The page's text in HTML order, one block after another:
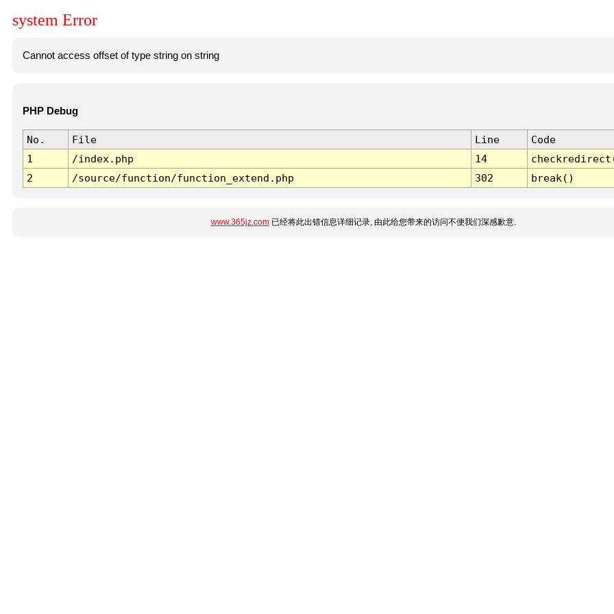
system Error
Cannot access offset of type string on string
PHP Debug
No. File Line
Code
1
/index.php 14
2
/source/function/function_extend.php 302 break()
www.365jz.com已经将此出错信息详细记录, 由此给您带来的访问不便我们深感歉意.